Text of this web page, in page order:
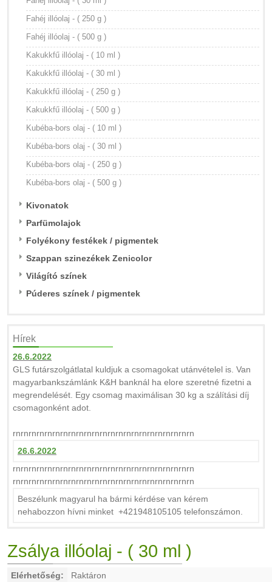
Fahéj illóolaj - ( 250 g )
Fahéj illóolaj - ( 500 g )
Kakukkfű illóolaj - ( 10 ml )
Kakukkfű illóolaj - ( 30 ml )
Kakukkfű illóolaj - ( 250 g )
Kakukkfű illóolaj - ( 500 g )
Kubéba-bors olaj - ( 10 ml )
Kubéba-bors olaj - ( 30 ml )
Kubéba-bors olaj - ( 250 g )
Kubéba-bors olaj - ( 500 g )
Kivonatok
Parfümolajok
Folyékony festékek / pigmentek
Szappan szinezékek Zenicolor
Világító színek
Púderes színek / pigmentek
Hírek
26.6.2022
GLS futárszolgátlatal kuldjuk a csomagokat utánvételel is. Van
magyarbankszámlánk K&H banknál ha elore szeretné fizetni a
megrendelését. Egy csomag maximálisan 30 kg a szálítási díj
csomagonként adot.
rnrnrnrnrnrnrnrnrnrnrnrnrnrnrnrnrnrnrnrnrnrnrn
26.6.2022
rnrnrnrnrnrnrnrnrnrnrnrnrnrnrnrnrnrnrnrnrnrnrn
rnrnrnrnrnrnrnrnrnrnrnrnrnrnrnrnrnrnrnrnrnrnrn
Beszélunk magyarul ha bármi kérdése van kérem
nehabozzon hívni minket +421948105105 telefonszámon.
Zsálya illóolaj - ( 30 ml )
Elérhetőség: Raktáron